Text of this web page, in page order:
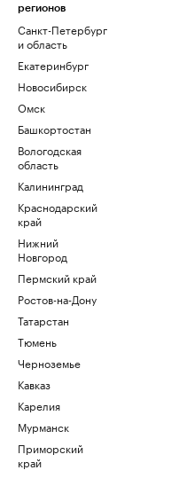
регионов
Санкт-Петербург
и область
Екатеринбург
Новосибирск
Омск
Башкортостан
Вологодская
область
Калининград
Краснодарский
край
Нижний
Новгород
Пермский край
Ростов-на-Дону
Татарстан
Тюмень
Черноземье
Кавказ
Карелия
Мурманск
Приморский
край